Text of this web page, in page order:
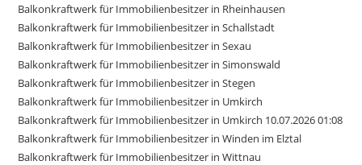
Balkonkraftwerk für Immobilienbesitzer in Rheinhausen
Balkonkraftwerk für Immobilienbesitzer in Schallstadt
Balkonkraftwerk für Immobilienbesitzer in Sexau
Balkonkraftwerk für Immobilienbesitzer in Simonswald
Balkonkraftwerk für Immobilienbesitzer in Stegen
Balkonkraftwerk für Immobilienbesitzer in Umkirch
Balkonkraftwerk für Immobilienbesitzer in Umkirch 10.07.2026 01:08
Balkonkraftwerk für Immobilienbesitzer in Winden im Elztal
Balkonkraftwerk für Immobilienbesitzer in Wittnau